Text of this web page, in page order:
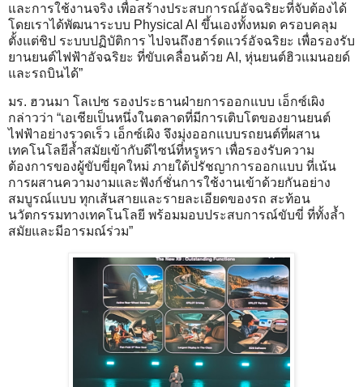
และการใช้งานจริง เพื่อสร้างประสบการณ์อัจฉริยะที่จับต้องได้
โดยเราได้พัฒนาระบบ Physical AI ขึ้นเองทั้งหมด ครอบคลุม
ตั้งแต่ชิป ระบบปฏิบัติการ ไปจนถึงฮาร์ดแวร์อัจฉริยะ เพื่อรองรับ
ยานยนต์ไฟฟ้าอัจฉริยะ ที่ขับเคลื่อนด้วย AI, หุ่นยนต์ฮิวแมนอยด์
และรถบินได้”
มร. ฮวนมา โลเปซ รองประธานฝ่ายการออกแบบ เอ็กซ์เผิง
กล่าวว่า “เอเชียเป็นหนึ่งในตลาดที่มีการเติบโตของยานยนต์
ไฟฟ้าอย่างรวดเร็ว เอ็กซ์เผิง จึงมุ่งออกแบบรถยนต์ที่ผสาน
เทคโนโลยีล้ำสมัยเข้ากับดีไซน์ที่หรูหรา เพื่อรองรับความ
ต้องการของผู้ขับขี่ยุคใหม่ ภายใต้ปรัชญาการออกแบบ ที่เน้น
การผสานความงามและฟังก์ชั่นการใช้งานเข้าด้วยกันอย่าง
สมบูรณ์แบบ ทุกเส้นสายและรายละเอียดของรถ สะท้อน
นวัตกรรมทางเทคโนโลยี พร้อมมอบประสบการณ์ขับขี่ ที่ทั้งล้ำ
สมัยและมีอารมณ์ร่วม”